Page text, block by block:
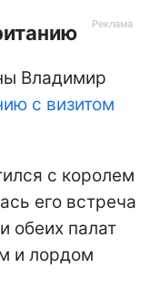
Владимир
с визитом
с королем
его встреча
обеих палат
и лордом